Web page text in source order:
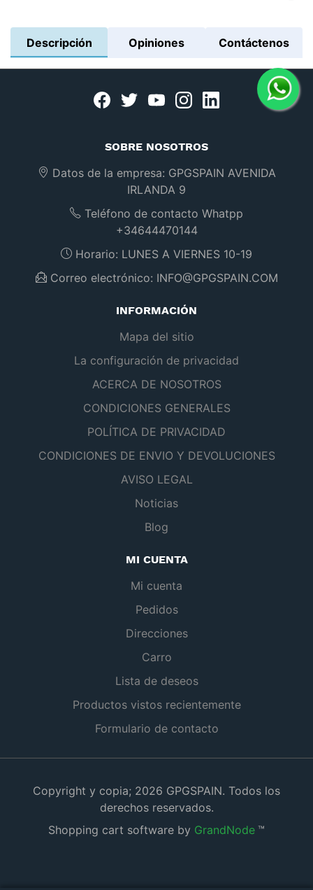
Descripción Opiniones Contáctenos
Facebook
twitteryoutubeinstagramlinkedin
SOBRE NOSOTROS
Datos de la empresa: GPGSPAIN AVENIDA
IRLANDA 9
Teléfono de contacto Whatpp
+34644470144
Horario: LUNES A VIERNES 10-19
Correo electrónico: INFO@GPGSPAIN.COM
INFORMACIÓN
Mapa del sitio
La configuración de privacidad
ACERCA DE NOSOTROS
CONDICIONES GENERALES
POLÍTICA DE PRIVACIDAD
CONDICIONES DE ENVIO Y DEVOLUCIONES
AVISO LEGAL
Noticias
Blog
MI CUENTA
Mi cuenta
Pedidos
Direcciones
Carro
Lista de deseos
Productos vistos recientemente
Formulario de contacto
Copyright y copia; 2026 GPGSPAIN. Todos los
derechos reservados.
Shopping cart software by GrandNode ™